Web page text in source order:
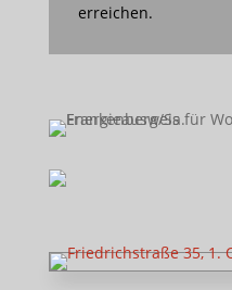
erreichen.